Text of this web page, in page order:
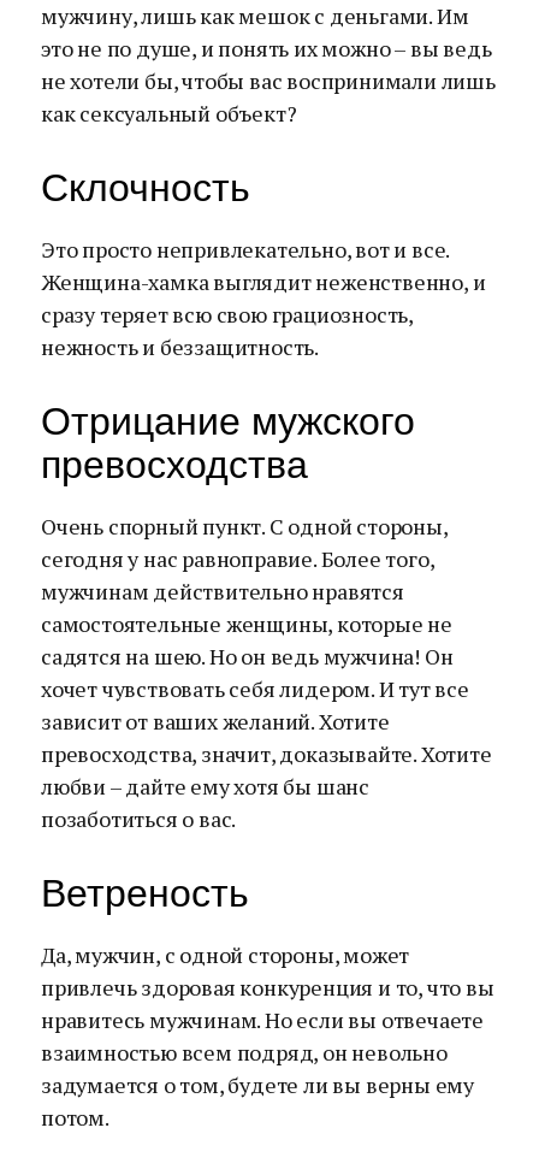
мужчину, лишь как мешок с деньгами. Им
это не по душе, и понять их можно – вы ведь
не хотели бы, чтобы вас воспринимали лишь
как сексуальный объект?
Склочность
Это просто непривлекательно, вот и все.
Женщина-хамка выглядит неженственно, и
сразу теряет всю свою грациозность,
нежность и беззащитность.
Отрицание мужского
превосходства
Очень спорный пункт. С одной стороны,
сегодня у нас равноправие. Более того,
мужчинам действительно нравятся
самостоятельные женщины, которые не
садятся на шею. Но он ведь мужчина! Он
хочет чувствовать себя лидером. И тут все
зависит от ваших желаний. Хотите
превосходства, значит, доказывайте. Хотите
любви – дайте ему хотя бы шанс
позаботиться о вас.
Ветреность
Да, мужчин, с одной стороны, может
привлечь здоровая конкуренция и то, что вы
нравитесь мужчинам. Но если вы отвечаете
взаимностью всем подряд, он невольно
задумается о том, будете ли вы верны ему
потом.